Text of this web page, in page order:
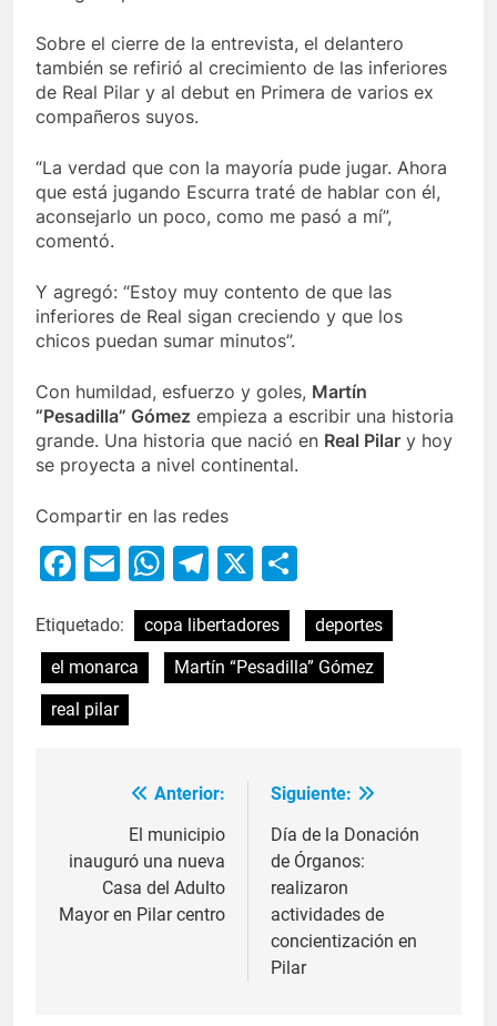
Sobre el cierre de la entrevista, el delantero
también se refirió al crecimiento de las inferiores
de Real Pilar y al debut en Primera de varios ex
compañeros suyos.
“La verdad que con la mayoría pude jugar. Ahora
que está jugando Escurra traté de hablar con él,
aconsejarlo un poco, como me pasó a mí”,
comentó.
Y agregó: “Estoy muy contento de que las
inferiores de Real sigan creciendo y que los
chicos puedan sumar minutos”.
Con humildad, esfuerzo y goles, Martín
“Pesadilla” Gómez empieza a escribir una historia
grande. Una historia que nació en Real Pilar y hoy
se proyecta a nivel continental.
Compartir en las redes
Facebook
EmailWhatsApp
Telegram
X
Etiquetado: copa libertadores
deportes
el monarca
Martín “Pesadilla” Gómez
real pilar
Anterior:
El municipio
inauguró una nueva
Casa del Adulto
Mayor en Pilar centro
Siguiente:
Día de la Donación
de Órganos:
realizaron
actividades de
concientización en
Pilar